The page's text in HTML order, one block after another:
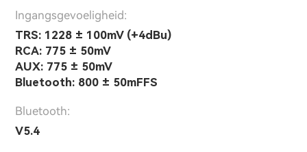
Ingangsgevoeligheid:
TRS: 1228 ± 100mV (+4dBu)
RCA: 775 ± 50mV
AUX: 775 ± 50mV
Bluetooth: 800 ± 50mFFS
Bluetooth:
V5.4